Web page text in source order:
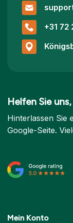
+31 72
Helfen Sie
Hinterlassen Sie
Google-Seite.
Mein Konto